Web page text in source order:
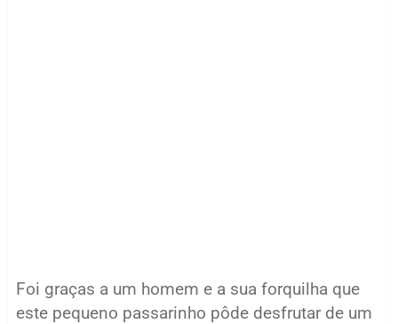
Foi graças a um homem e a sua forquilha que
este pequeno passarinho pôde desfrutar de um